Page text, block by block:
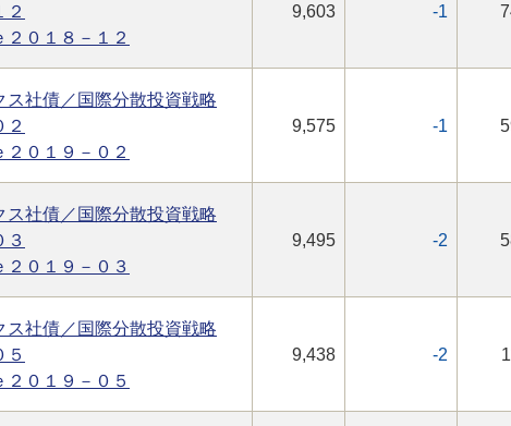
２
０１８－１２
9,603 -1
ス社債／国際分散投資戦略
２
０１９－０２
9,575 -1
ス社債／国際分散投資戦略
３
０１９－０３
9,495 -2
ス社債／国際分散投資戦略
５
０１９－０５
9,438 -2